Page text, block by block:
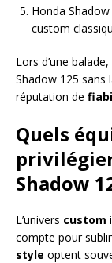
Honda
custom
Lors d’une
Shadow 125 sans
réputation de
Quels
Shadow
L’univers custom
compte pour
style optent